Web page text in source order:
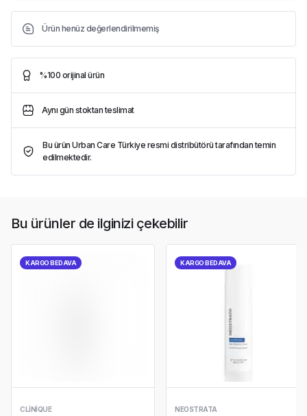
Ürün henüz değerlendirilmemiş
%100 orijinal ürün
Aynı gün stoktan teslimat
Bu ürün Urban Care Türkiye resmi distribütörü tarafından temin
edilmektedir.
Bu ürünler de ilginizi çekebilir
KARGO BEDAVA
CLINIQUE
KARGO BEDAVA
NEOSTRATA